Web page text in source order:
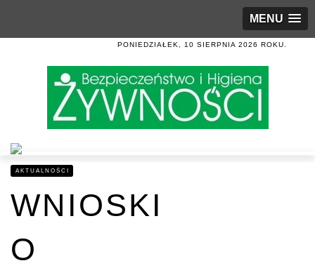
MENU
PONIEDZIAŁEK, 10 SIERPNIA 2026 ROKU.
AKTUALNOŚCI
WNIOSKI
O